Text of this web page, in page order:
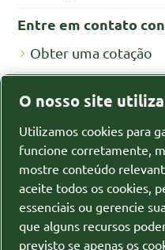
Entre em contato
Obter uma cotação
Política de privacidade
Gerenciar cookies
O nosso site
Utilizamos cookies para
funcione corretamente,
mostre conteúdo
aceite todos os cookies,
essenciais ou gerencie
que alguns recursos
previsto se apenas os